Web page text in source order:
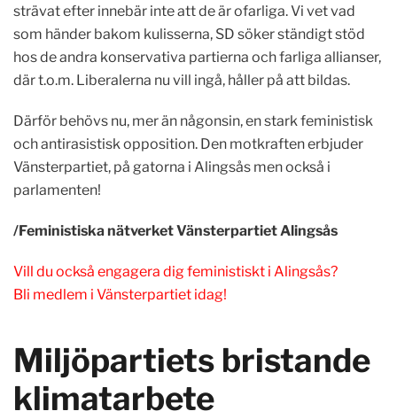
strävat efter innebär inte att de är ofarliga. Vi vet vad
som händer bakom kulisserna, SD söker ständigt stöd
hos de andra konservativa partierna och farliga allianser,
där t.o.m. Liberalerna nu vill ingå, håller på att bildas.
Därför behövs nu, mer än någonsin, en stark feministisk
och antirasistisk opposition. Den motkraften erbjuder
Vänsterpartiet, på gatorna i Alingsås men också i
parlamenten!
/Feministiska nätverket Vänsterpartiet Alingsås
Vill du också engagera dig feministiskt i Alingsås?
Bli medlem i Vänsterpartiet idag!
Miljöpartiets bristande
klimatarbete